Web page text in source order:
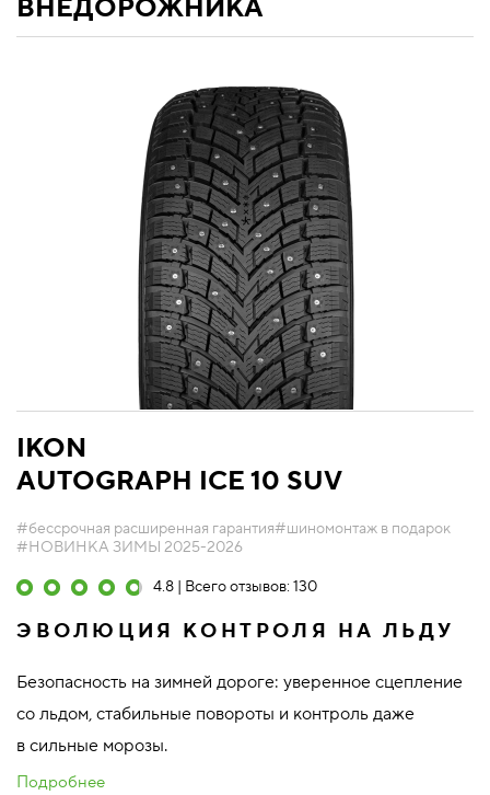
ВНЕДОРОЖНИКА
IKON
AUTOGRAPH ICE 10 SUV
#бессрочная расширенная гарантия#шиномонтаж в подарок
#НОВИНКА ЗИМЫ 2025-2026
4.8 | Всего отзывов: 130
ЭВОЛЮЦИЯ КОНТРОЛЯ НА ЛЬДУ
Безопасность на зимней дороге: уверенное сцепление
со льдом, стабильные повороты и контроль даже
в сильные морозы.
Подробнее